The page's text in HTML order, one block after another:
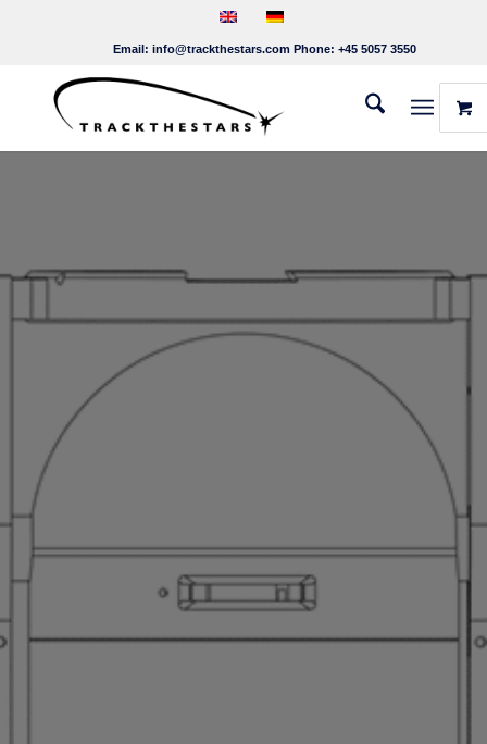
Email: info@trackthestars.com Phone: +45 5057 3550